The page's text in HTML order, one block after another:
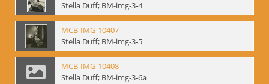
Stella Duff; BM-img-3-4
MCB-IMG-10407
Stella Duff; BM-img-3-5
MCB-IMG-10408
Stella Duff; BM-img-3-6a